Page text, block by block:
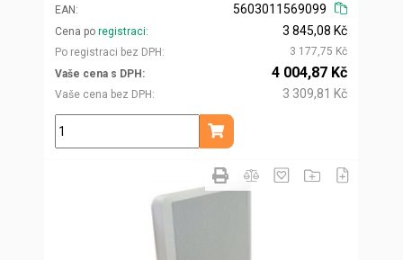
EAN
5603011569099
Cena po registraci
Po registraci bez DPH
3 845,08 Kč
3 177,75 Kč
Vaše cena s DPH
Vaše cena bez DPH
4 004,87 Kč
3 309,81 Kč
ks
Přidat do košíku